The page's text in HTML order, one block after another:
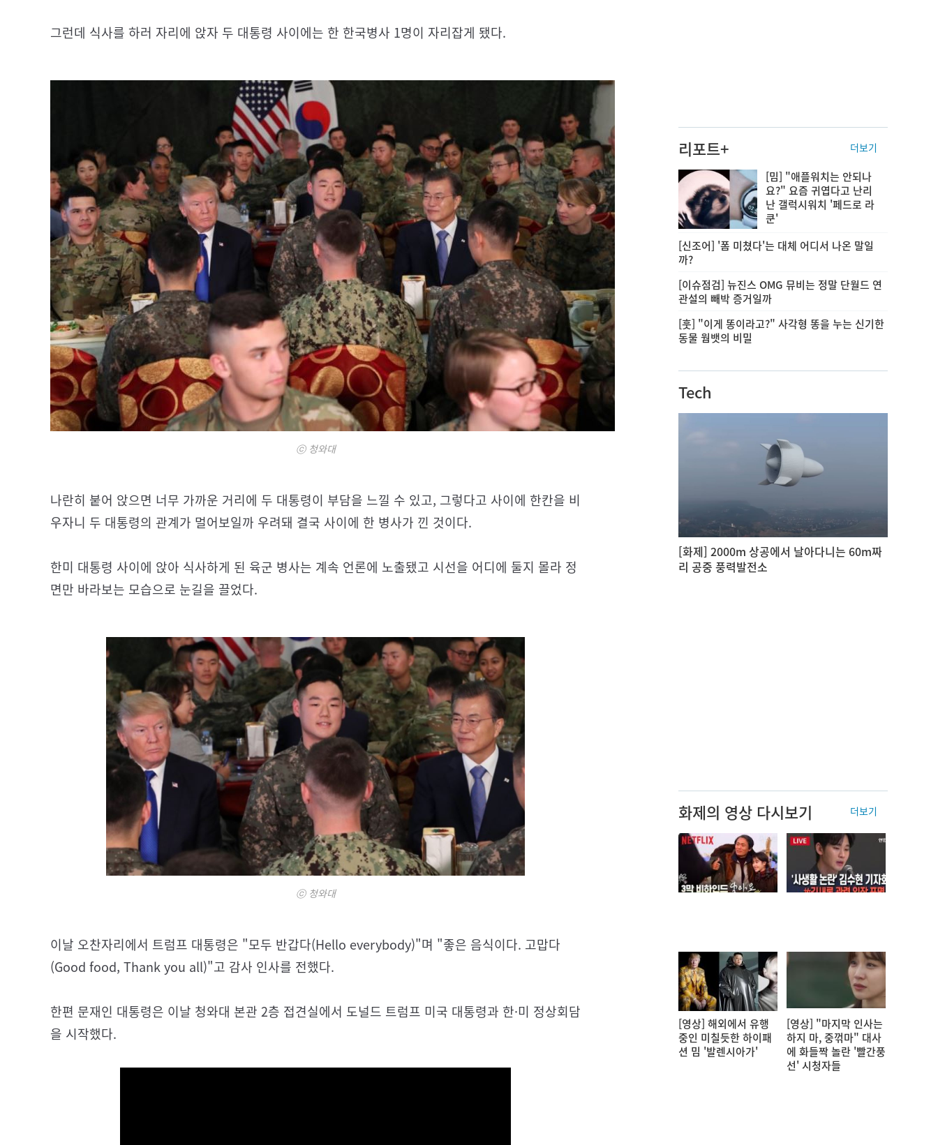
그런데 식사를 하러 자리에 앉자 두 대통령 사이에는 한 한국병사 1명이 자리잡게 됐다.
ⓒ 청와대
나란히 붙어 앉으면 너무 가까운 거리에 두 대통령이 부담을 느낄 수 있고, 그렇다고 사이에 한칸을 비
우자니 두 대통령의 관계가 멀어보일까 우려돼 결국 사이에 한 병사가 낀 것이다.
한미 대통령 사이에 앉아 식사하게 된 육군 병사는 계속 언론에 노출됐고 시선을 어디에 둘지 몰라 정
면만 바라보는 모습으로 눈길을 끌었다.
ⓒ 청와대
이날 오찬자리에서 트럼프 대통령은 "모두 반갑다(Hello everybody)"며 "좋은 음식이다. 고맙다
(Good food, Thank you all)"고 감사 인사를 전했다.
한편 문재인 대통령은 이날 청와대 본관 2층 접견실에서 도널드 트럼프 미국 대통령과 한·미 정상회담
을 시작했다.
리포트+ 더보기
[밈] "애플워치는 안되나
요?" 요즘 귀엽다고 난리
난 갤럭시워치 '페드로 라
쿤'
[신조어] '폼 미쳤다'는 대체 어디서 나온 말일
까?
[이슈점검] 뉴진스 OMG 뮤비는 정말 단월드 연
관설의 빼박 증거일까
[훗] "이게 똥이라고?" 사각형 똥을 누는 신기한
동물 웜뱃의 비밀
Tech
[화제] 2000m 상공에서 날아다니는 60m짜
리 공중 풍력발전소
화제의 영상 다시보기 더보기
[영상] 해외에서 유행
중인 미칠듯한 하이패
션 밈 '발렌시아가'
[영상] "마지막 인사는
하지 마, 중꺾마" 대사
에 화들짝 놀란 '빨간풍
선' 시청자들